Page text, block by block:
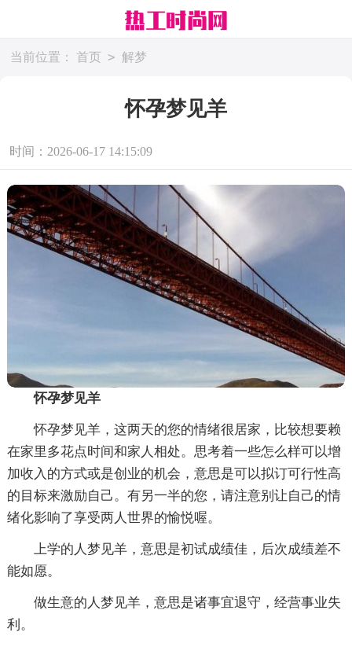
当前位置： 首页 > 解梦
怀孕梦见羊
时间：2026-06-17 14:15:09
怀孕梦见羊
怀孕梦见羊，这两天的您的情绪很居家，比较想要赖
在家里多花点时间和家人相处。思考着一些怎么样可以增
加收入的方式或是创业的机会，意思是可以拟订可行性高
的目标来激励自己。有另一半的您，请注意别让自己的情
绪化影响了享受两人世界的愉悦喔。
上学的人梦见羊，意思是初试成绩佳，后次成绩差不
能如愿。
做生意的人梦见羊，意思是诸事宜退守，经营事业失
利。